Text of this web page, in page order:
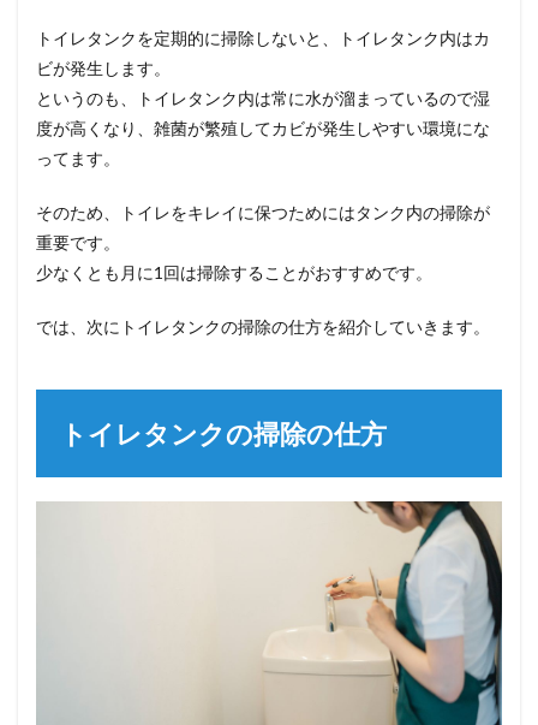
トイレタンクを定期的に掃除しないと、トイレタンク内はカ
ビが発生します。
というのも、トイレタンク内は常に水が溜まっているので湿
度が高くなり、雑菌が繁殖してカビが発生しやすい環境にな
ってます。
そのため、トイレをキレイに保つためにはタンク内の掃除が
重要です。
少なくとも月に1回は掃除することがおすすめです。
では、次にトイレタンクの掃除の仕方を紹介していきます。
トイレタンクの掃除の仕方